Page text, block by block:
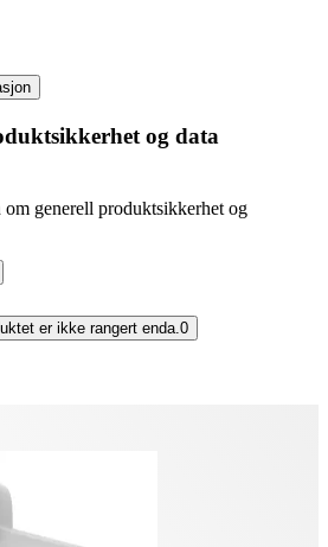
og data
generell produktsikkerhet og
er ikke rangert enda. 0